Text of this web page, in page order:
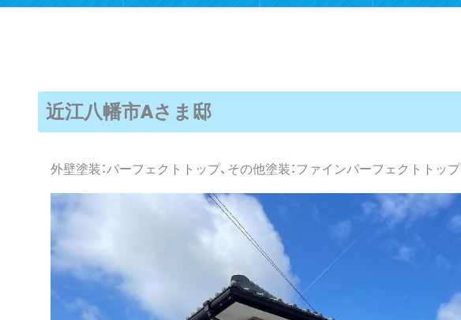
プ
近江八幡市Aさま邸
外壁塗装：パーフェクトトップ、その他塗装：ファインパーフェクトトップ